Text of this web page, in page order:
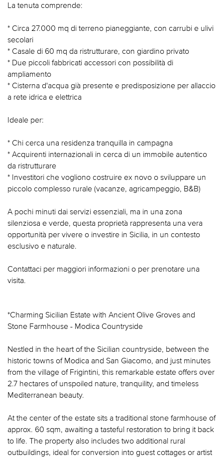
La tenuta comprende:
* Circa 27.000 mq di terreno pianeggiante, con carrubi e ulivi
secolari
* Casale di 60 mq da ristrutturare, con giardino privato
* Due piccoli fabbricati accessori con possibilità di
ampliamento
* Cisterna d'acqua già presente e predisposizione per allaccio
a rete idrica e elettrica
Ideale per:
* Chi cerca una residenza tranquilla in campagna
* Acquirenti internazionali in cerca di un immobile autentico
da ristrutturare
* Investitori che vogliono costruire ex novo o sviluppare un
piccolo complesso rurale (vacanze, agricampeggio, B&B)
A pochi minuti dai servizi essenziali, ma in una zona
silenziosa e verde, questa proprietà rappresenta una vera
opportunità per vivere o investire in Sicilia, in un contesto
esclusivo e naturale.
Contattaci per maggiori informazioni o per prenotare una
visita.
*Charming Sicilian Estate with Ancient Olive Groves and
Stone Farmhouse - Modica Countryside
Nestled in the heart of the Sicilian countryside, between the
historic towns of Modica and San Giacomo, and just minutes
from the village of Frigintini, this remarkable estate offers over
2.7 hectares of unspoiled nature, tranquility, and timeless
Mediterranean beauty.
At the center of the estate sits a traditional stone farmhouse of
approx. 60 sqm, awaiting a tasteful restoration to bring it back
to life. The property also includes two additional rural
outbuildings, ideal for conversion into guest cottages or artist